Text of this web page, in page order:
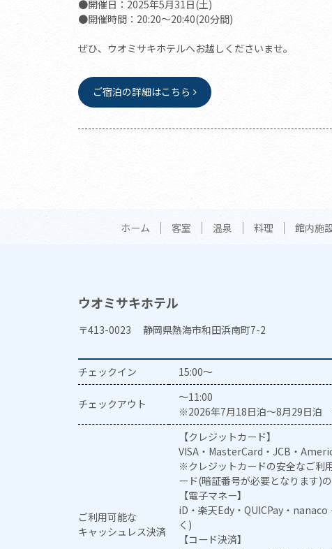
●開催日：2025年5月31日(土)
●開催時間：20:20～20:40(20分間)
ぜひ、ウオミサキホテルへお越しくださいませ。
ご宿泊の詳細はこちら
ホーム 客室 温泉 料理 館内施
ウオミサキホテル
〒413-0023 静岡県熱海市和田浜南町7-2
チェックイン 15:00～
チェックアウト
～11:00
※2026年7月18日泊～8月29日泊
ご利用可能な
キャッシュレス決済
【クレジットカード】
VISA・MasterCard・JCB・
※クレジットカードの安全なご利
ード(暗証番号が必要となります)
【電子マネー】
iD・楽天Edy・QUICPay・
く)
【コード決済】